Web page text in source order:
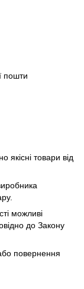
пошти
якісні товари від
можливі
до Закону
повернення